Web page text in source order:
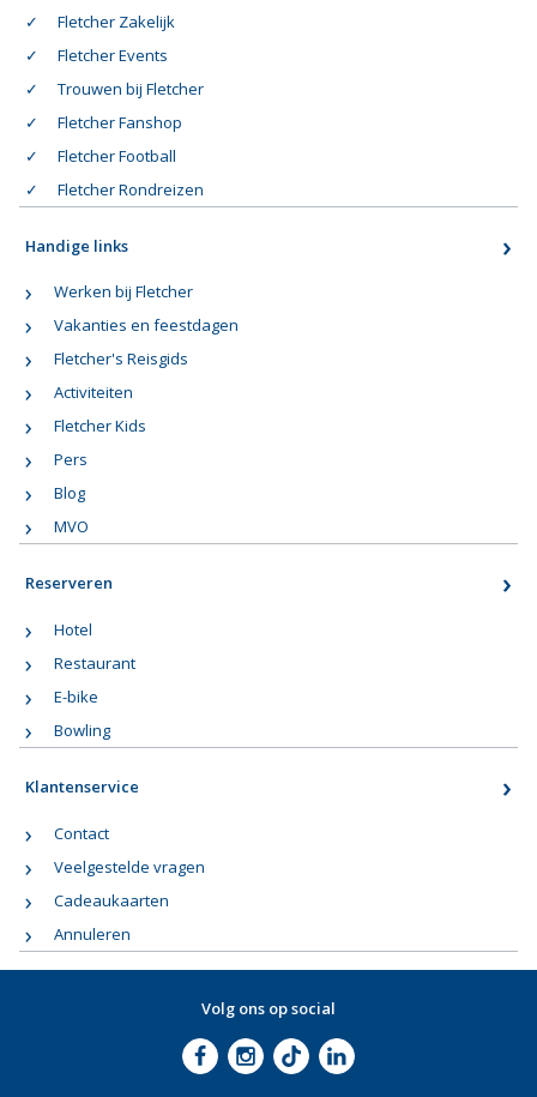
Fletcher Zakelijk
Fletcher Events
Trouwen bij Fletcher
Fletcher Fanshop
Fletcher Football
Fletcher Rondreizen
Handige links
Werken bij Fletcher
Vakanties en feestdagen
Fletcher's Reisgids
Activiteiten
Fletcher Kids
Pers
Blog
MVO
Reserveren
Hotel
Restaurant
E-bike
Bowling
Klantenservice
Contact
Veelgestelde vragen
Cadeaukaarten
Annuleren
Volg ons op social